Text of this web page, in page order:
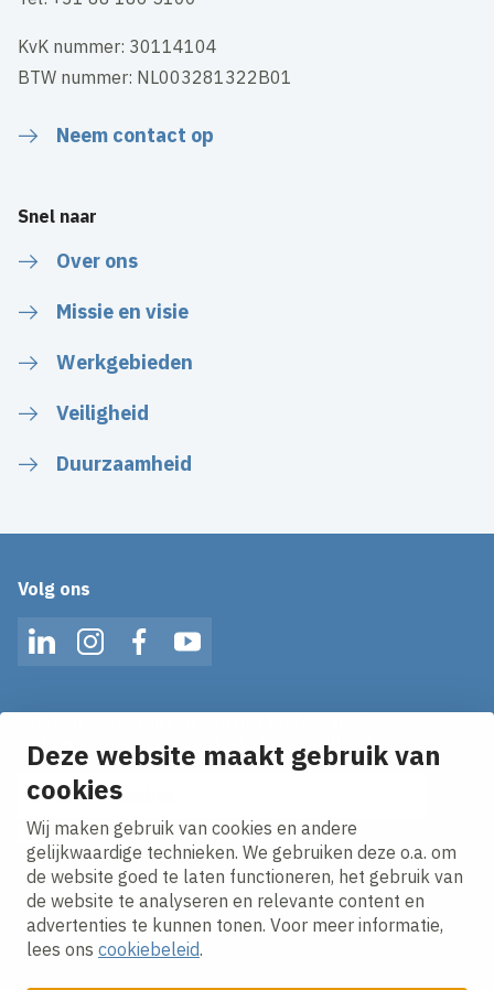
Deze website maakt gebruik van
cookies
Wij maken gebruik van cookies en andere
gelijkwaardige technieken. We gebruiken deze o.a. om
de website goed te laten functioneren, het gebruik van
de website te analyseren en relevante content en
advertenties te kunnen tonen. Voor meer informatie,
lees ons cookiebeleid.
KvK nummer: 30114104
BTW nummer: NL003281322B01
Neem contact op
Snel naar
Over ons
Missie en visie
Werkgebieden
Veiligheid
Duurzaamheid
Volg ons
LinkedInInstagramFacebookYouTube
Ontvang onze nieuws alerts in je mailbox!
E-mailadres
Ik ga akkoord met hetprivacy statement.